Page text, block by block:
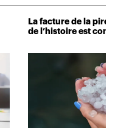
La facture de la pire
de l’histoire est